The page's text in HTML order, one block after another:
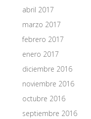
abril 2017
marzo 2017
febrero 2017
enero 2017
diciembre 2016
noviembre 2016
octubre 2016
septiembre 2016